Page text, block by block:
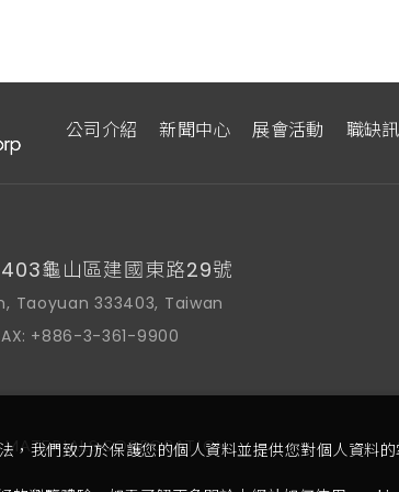
公司介紹 新聞中心 展會活動 職缺
龜山區建國東路29號
Taoyuan 333403, Taiwan
+886-3-361-9900
CORPORATION
，我們致力於保護您的個人資料並提供您對個人資料